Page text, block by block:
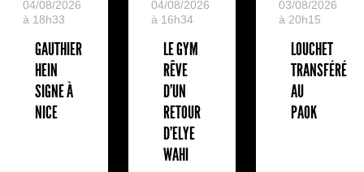
04/08/2026
à 18h33
GAUTHIER
HEIN
SIGNE À
NICE
04/08/2026
à 16h34
LE GYM
RÊVE
D’UN
RETOUR
D’ELYE
WAHI
03/08/2026
à 20h15
LOUCHET
TRANSFÉRÉ
AU
PAOK